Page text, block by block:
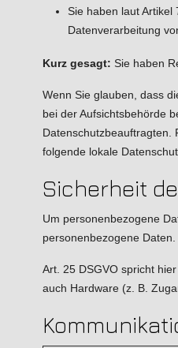
Sie haben laut
Datenverarbeitung
Kurz gesagt: Sie haben
Wenn Sie glauben, dass
bei der Aufsichtsbehörde
Datenschutzbeauftragten.
folgende lokale
Sicherheit
Um personenbezogene
personenbezogene
Art. 25 DSGVO spricht
auch Hardware (z. B.